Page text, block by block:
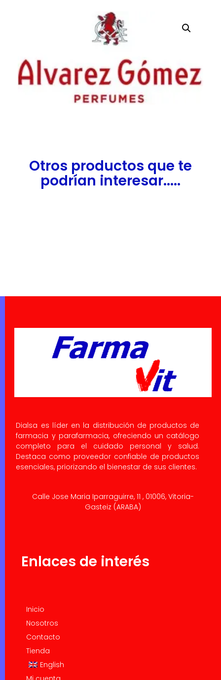
Otros productos que te
podrían interesar.....
Dialsa es líder en la distribución de productos de
farmacia y parafarmacia, ofreciendo un catálogo
completo para el cuidado personal y salud.
Destaca como proveedor confiable de productos
esenciales, priorizando el bienestar de sus clientes.
Calle Jose Maria Iparraguirre, 11 , 01006, Vitoria-
Gasteiz (ARABA)
Enlaces de interés
Inicio
Nosotros
Contacto
Tienda
English